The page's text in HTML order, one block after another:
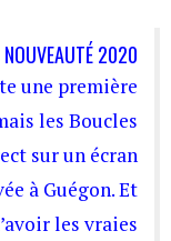
NOUVEAUTÉ 2020
une première
les Boucles
sur un écran
à Guégon. Et
les vraies